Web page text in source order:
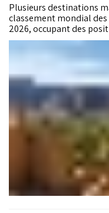
Plusieurs destinations
classement mondial
2026, occupant des
villes, monuments et
monde. Basée sur les
popularité sur
PlayersTime confirme
moment où le secteur
influencé par les